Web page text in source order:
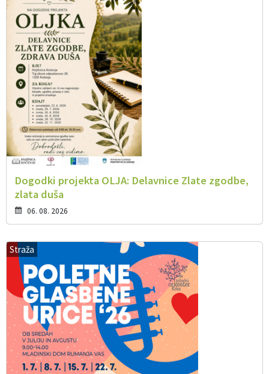
Dogodki projekta OLJA: Delavnice Zlate zgodbe,
zlata duša
06. 08. 2026
Straža